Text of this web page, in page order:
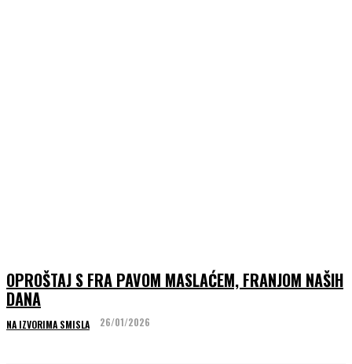
OPROŠTAJ S FRA PAVOM MASLAĆEM, FRANJOM NAŠIH
DANA
NA IZVORIMA SMISLA 26/01/2026